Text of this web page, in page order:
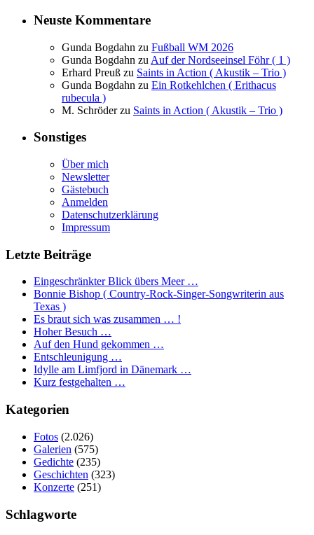
Neuste Kommentare
Gunda Bogdahn zu Fußball WM 2026
Gunda Bogdahn zu Auf der Nordseeinsel Föhr ( 1 )
Erhard Preuß zu Saints in Action ( Akustik – Trio )
Gunda Bogdahn zu Ein Rotkehlchen ( Erithacus
rubecula )
M. Schröderzu Saints in Action ( Akustik – Trio )
Sonstiges
Über mich
Newsletter
Gästebuch
Anmelden
Datenschutzerklärung
Impressum
Letzte Beiträge
Eingeschränkter Blick übers Meer …
Bonnie Bishop ( Country-Rock-Singer-Songwriterin aus
Texas )
Es braut sich was zusammen … !
Hoher Besuch …
Auf den Hund gekommen …
Entschleunigung …
Idylle am Limfjord in Dänemark …
Kurz festgehalten …
Kategorien
Fotos (2.026)
Galerien (575)
Gedichte (235)
Geschichten (323)
Konzerte (251)
Schlagworte